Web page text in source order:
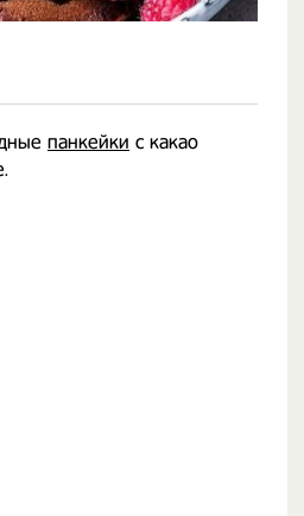
панкейки с какао